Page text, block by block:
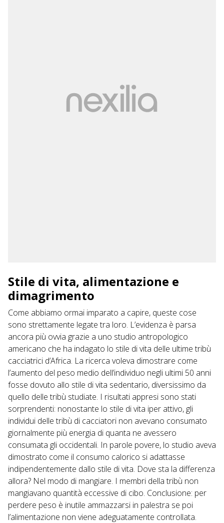
Stile di vita, alimentazione e
dimagrimento
Come abbiamo ormai imparato a capire, queste cose
sono strettamente legate tra loro. L’evidenza è parsa
ancora più ovvia grazie a uno studio antropologico
americano che ha indagato lo stile di vita delle ultime tribù
cacciatrici d’Africa. La ricerca voleva dimostrare come
l’aumento del peso medio dell’individuo negli ultimi 50 anni
fosse dovuto allo stile di vita sedentario, diversissimo da
quello delle tribù studiate. I risultati appresi sono stati
sorprendenti: nonostante lo stile di vita iper attivo, gli
individui delle tribù di cacciatori non avevano consumato
giornalmente più energia di quanta ne avessero
consumata gli occidentali. In parole povere, lo studio aveva
dimostrato come il consumo calorico si adattasse
indipendentemente dallo stile di vita. Dove sta la differenza
allora? Nel modo di mangiare. I membri della tribù non
mangiavano quantità eccessive di cibo. Conclusione: per
perdere peso è inutile ammazzarsi in palestra se poi
l’alimentazione non viene adeguatamente controllata.